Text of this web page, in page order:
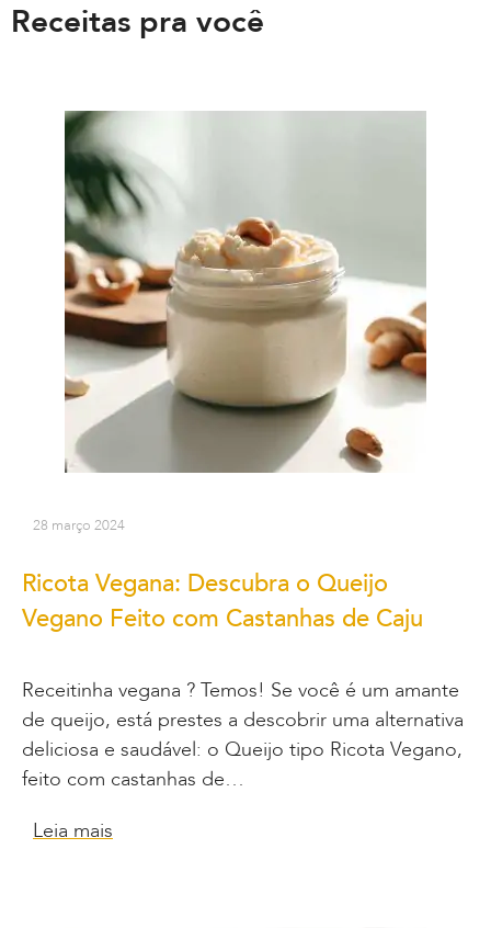
Receitas pra você
28 março 2024
Ricota Vegana: Descubra o Queijo
Vegano Feito com Castanhas de Caju
Receitinha vegana ? Temos! Se você é um amante
de queijo, está prestes a descobrir uma alternativa
deliciosa e saudável: o Queijo tipo Ricota Vegano,
feito com castanhas de…
Leia mais